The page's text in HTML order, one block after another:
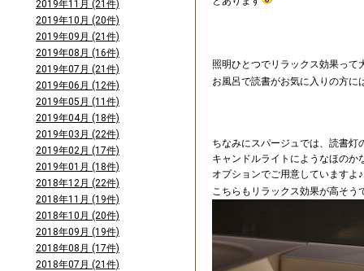
照明ひとつでリラックス効果って
お風呂で読書がお気に入りの方に
ちなみにスパージュでは、読書灯
キャンドルライトにようなほのか
オプションでご用意していますよ♪
こちらもリラックス効果が高そう
2019年11月 (21件)
2019年10月 (20件)
2019年09月 (21件)
2019年08月 (16件)
2019年07月 (21件)
2019年06月 (12件)
2019年05月 (11件)
2019年04月 (18件)
2019年03月 (22件)
2019年02月 (17件)
2019年01月 (18件)
2018年12月 (22件)
2018年11月 (19件)
2018年10月 (20件)
2018年09月 (19件)
2018年08月 (17件)
2018年07月 (21件)